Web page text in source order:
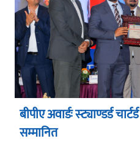
बीपीए अवार्डः स्ट्याण्डर्ड
सम्मानित